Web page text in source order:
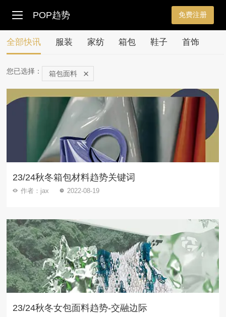
POP趋势 免费注册
全部快讯 服装 家纺 箱包 鞋子 首饰
您已选择： 箱包面料
23/24秋冬箱包材料趋势关键词
作者：jax 2022-08-19
23/24秋冬女包面料趋势-交融边际